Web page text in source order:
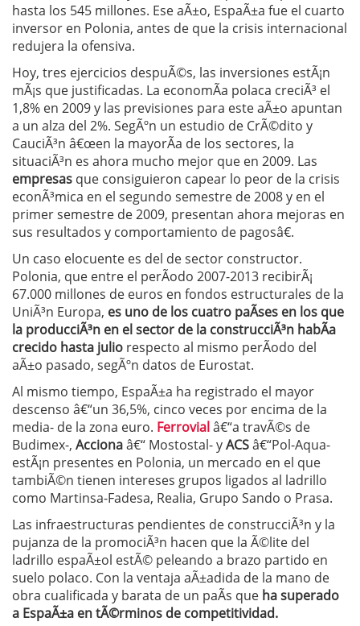
hasta los 545 millones. Ese aÃ±o, EspaÃ±a fue el cuarto
inversor en Polonia, antes de que la crisis internacional
redujera la ofensiva.
Hoy, tres ejercicios despuÃ©s, las inversiones estÃ¡n
mÃ¡s que justificadas. La economÃ­a polaca creciÃ³ el
1,8% en 2009 y las previsiones para este aÃ±o apuntan
a un alza del 2%. SegÃºn un estudio de CrÃ©dito y
CauciÃ³n â€œen la mayorÃ­a de los sectores, la
situaciÃ³n es ahora mucho mejor que en 2009. Las
empresas que consiguieron capear lo peor de la crisis
econÃ³mica en el segundo semestre de 2008 y en el
primer semestre de 2009, presentan ahora mejoras en
sus resultados y comportamiento de pagosâ€.
Un caso elocuente es del de sector constructor.
Polonia, que entre el perÃ­odo 2007-2013 recibirÃ¡
67.000 millones de euros en fondos estructurales de la
UniÃ³n Europa, es uno de los cuatro paÃ­ses en los que
la producciÃ³n en el sector de la construcciÃ³n habÃ­a
crecido hasta julio respecto al mismo perÃ­odo del
aÃ±o pasado, segÃºn datos de Eurostat.
Al mismo tiempo, EspaÃ±a ha registrado el mayor
descenso â€“un 36,5%, cinco veces por encima de la
media- de la zona euro. Ferrovialâ€“a travÃ©s de
Budimex-, Accionaâ€“ Mostostal- yACSâ€“Pol-Aqua-
estÃ¡n presentes en Polonia, un mercado en el que
tambiÃ©n tienen intereses grupos ligados al ladrillo
como Martinsa-Fadesa, Realia, Grupo Sando o Prasa.
Las infraestructuras pendientes de construcciÃ³n y la
pujanza de la promociÃ³n hacen que la Ã©lite del
ladrillo espaÃ±ol estÃ© peleando a brazo partido en
suelo polaco. Con la ventaja aÃ±adida de la mano de
obra cualificada y barata de un paÃ­s que ha superado
a EspaÃ±a en tÃ©rminos de competitividad.